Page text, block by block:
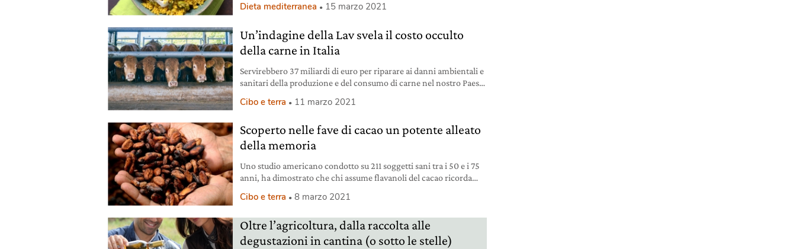
per 2 persone 120 g di couscous di farro o di semola (se possibile
Dieta mediterranea 15 marzo 2021
Un’indagine della Lav svela il costo occulto
della carne in Italia
Servirebbero 37 miliardi di euro per riparare ai danni ambientali e
sanitari della produzione e del consumo di carne nel nostro Paese.
Cibo e terra 11 marzo 2021
Scoperto nelle fave di cacao un potente alleato
della memoria
Uno studio americano condotto su 211 soggetti sani tra i 50 e i 75
anni, ha dimostrato che chi assume flavanoli del cacao ricorda
Columbia University e della New York University. Dalle fave di
sul Scientific
Cibo e terra 8 marzo 2021
Oltre l’agricoltura, dalla raccolta alle
degustazioni in cantina (o sotto le stelle)